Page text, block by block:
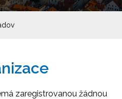
zaregistrovanou žádnou